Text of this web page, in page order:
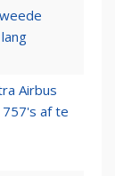
Airbus
af te